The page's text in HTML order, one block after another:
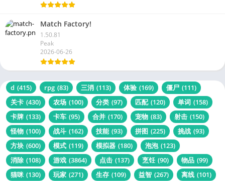
Match Factory!
1.50.81
Peak
2026-06-26
d (415) rpg (83) 三消 (113) 体验 (169) 僵尸 (111)
关卡 (430) 农场 (100) 分类 (97) 匹配 (120) 单词 (158)
卡牌 (133) 卡车 (95) 合并 (170) 宠物 (83) 射击 (150)
怪物 (100) 战斗 (162) 技能 (93) 拼图 (225) 挑战 (93)
方块 (600) 模式 (119) 模拟器 (180) 泡泡 (123)
消除 (108) 游戏 (3864) 点击 (137) 烹饪 (90) 物品 (99)
猫咪 (130) 玩家 (271) 生存 (109) 益智 (267) 离线 (101)